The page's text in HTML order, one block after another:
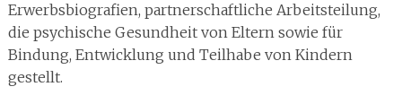
Erwerbsbiografien, partnerschaftliche Arbeitsteilung,
die psychische Gesundheit von Eltern sowie für
Bindung, Entwicklung und Teilhabe von Kindern
gestellt.